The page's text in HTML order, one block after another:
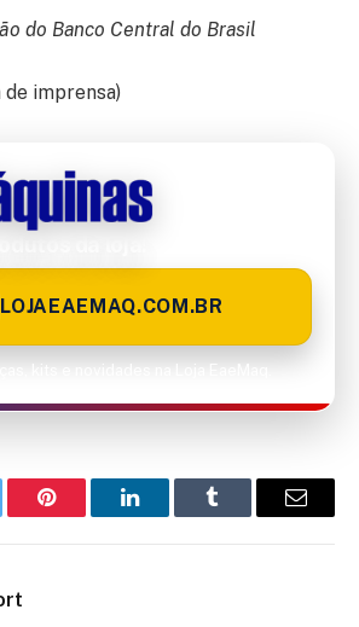
do Banco Central do Brasil
imprensa)
LOJAEAEMAQ.COM.BR
Pinterest LinkedInTumblr Email